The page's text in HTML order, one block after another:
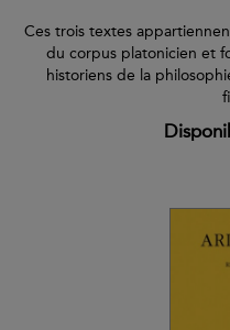
Ces trois textes
du corpus platonicien et
historiens de la